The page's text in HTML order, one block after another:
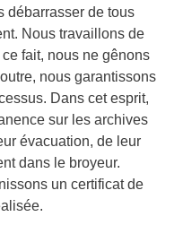
débarrasser de tous
Nous travaillons de
fait, nous ne gênons
nous garantissons
Dans cet esprit,
sur les archives
évacuation, de leur
dans le broyeur.
un certificat de